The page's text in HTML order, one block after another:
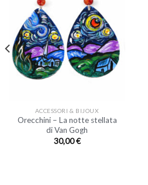
ACCESSORI & BIJOUX
Orecchini – La notte stellata
di Van Gogh
30,00€